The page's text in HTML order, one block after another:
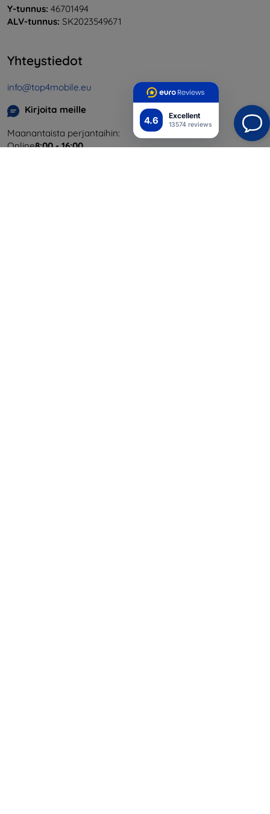
4.6 Excellent
13574 reviews
Y-tunnus: 46701494
ALV-tunnus: SK2023549671
Yhteystiedot
info@top4mobile.eu
Kirjoita meille
Maanantaista perjantaihin:
Online8:00 - 16:00